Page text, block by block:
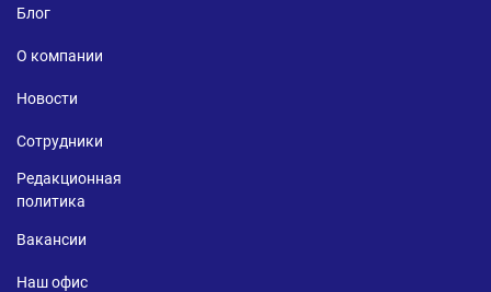
Блог
О компании
Новости
Сотрудники
Редакционная
политика
Вакансии
Наш офис